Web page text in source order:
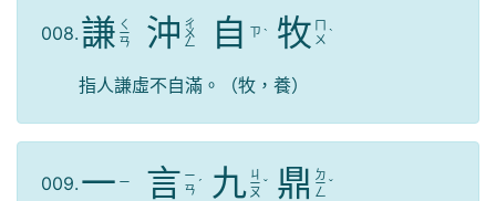
008. 謙 ㄑ
ㄧ
ㄢ 沖 ㄔ
ㄨ
ㄥ 自 ㄗ ˋ 牧 ㄇ
ㄨ ˋ
指人謙虛不自滿。（牧，養）
009. 一 ㄧ 言 ㄧ
ㄢ ˊ 九 ㄐ
ㄧ
ㄡ
ˇ 鼎 ㄉ
ㄧ
ㄥ
ˇ